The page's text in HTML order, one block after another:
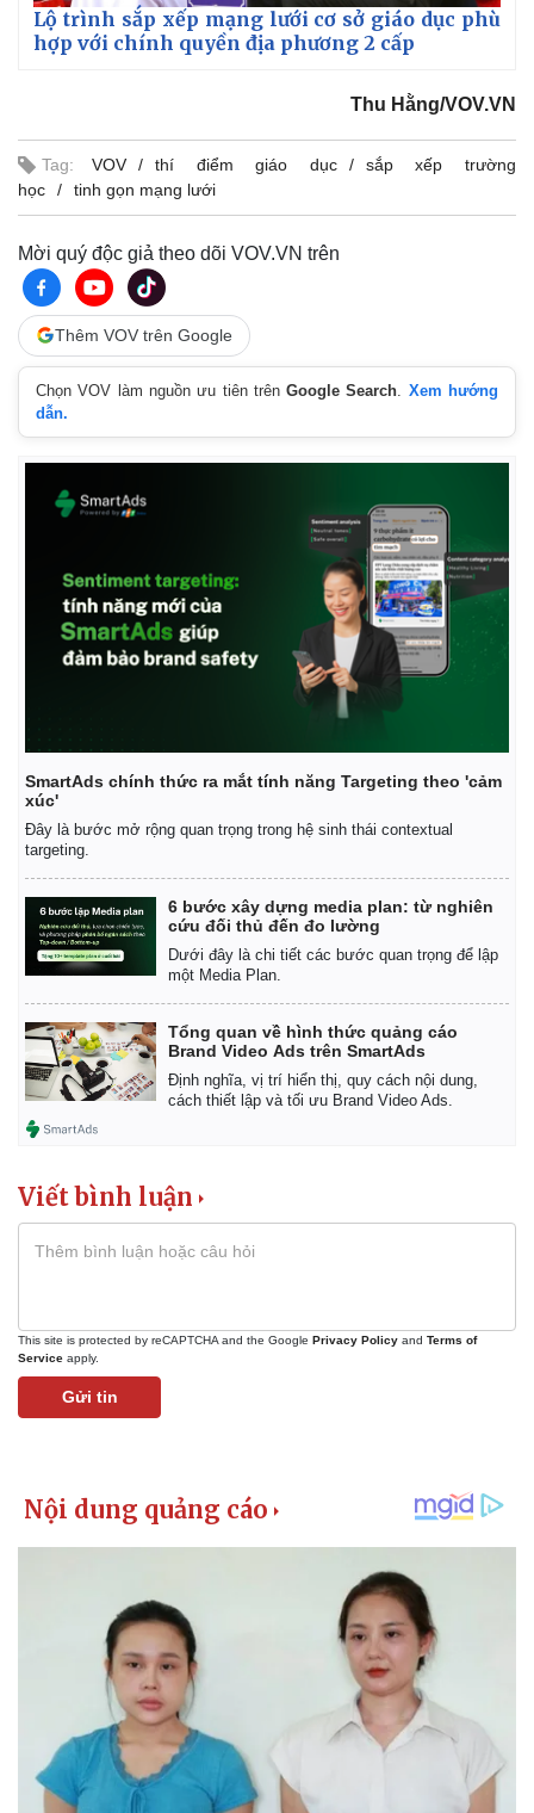
Khởi nghiệp
Tỷ giá
Lộ trình sắp xếp mạng lưới cơ sở giáo dục phù
hợp với chính quyền địa phương 2 cấp
Thu Hằng/VOV.VN
Tag: VOV thí điểm giáo dục
sắp xếp trường
học
tinh gọn mạng lưới
Mời quý độc giả theo dõi VOV.VN trên
Thêm VOV trên Google
Chọn VOV làm nguồn ưu tiên trênGoogle Search
Xem hướng
dẫn.
SmartAds chính thức ra mắt tính năng Targeting theo 'cảm
xúc'
Đây là bước mở rộng quan trọng trong hệ sinh thái contextual
targeting.
6 bước xây dựng media plan: từ nghiên
cứu đối thủ đến đo lường
Dưới đây là chi tiết các bước quan trọng để lập
một Media Plan.
Tổng quan về hình thức quảng cáo
Brand Video Ads trên SmartAds
Định nghĩa, vị trí hiển thị, quy cách nội dung,
cách thiết lập và tối ưu Brand Video Ads.
Viết bình luận
This site is protected by reCAPTCHA and the Google Privacy Policy and Terms of
Service apply.
Gửi tin